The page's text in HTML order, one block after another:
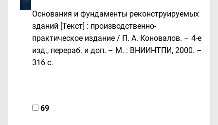
Основания и фундаменты реконструируемых
зданий [Текст] : производственно-
практическое издание / П. А. Коновалов. – 4-е
изд., перераб. и доп. – М. : ВНИИНТПИ, 2000. –
316 с.
69